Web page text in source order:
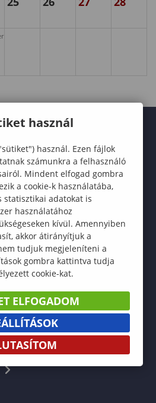
használ
használ. Ezen fájlok
számunkra a felhasználó
Mindent elfogad gombra
a cookie-k használatába,
statisztikai adatokat is
használatához
kívül. Amennyiben
akkor átirányítjuk a
tudjuk megjeleníteni a
gombra kattintva tudja
cookie-kat.
ELFOGADOM